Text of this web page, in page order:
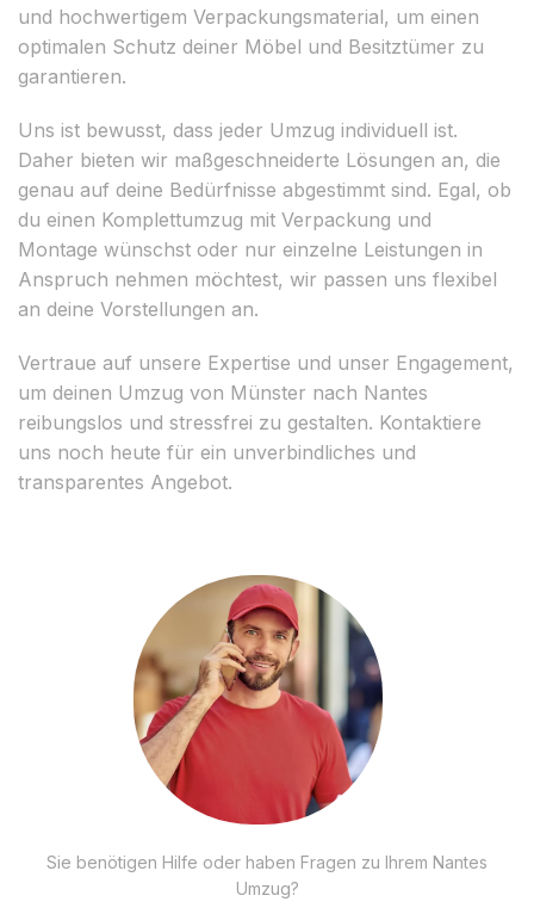
und hochwertigem Verpackungsmaterial, um einen
optimalen Schutz deiner Möbel und Besitztümer zu
garantieren.
Uns ist bewusst, dass jeder Umzug individuell ist.
Daher bieten wir maßgeschneiderte Lösungen an, die
genau auf deine Bedürfnisse abgestimmt sind. Egal, ob
du einen Komplettumzug mit Verpackung und
Montage wünschst oder nur einzelne Leistungen in
Anspruch nehmen möchtest, wir passen uns flexibel
an deine Vorstellungen an.
Vertraue auf unsere Expertise und unser Engagement,
um deinen Umzug von Münster nach Nantes
reibungslos und stressfrei zu gestalten. Kontaktiere
uns noch heute für ein unverbindliches und
transparentes Angebot.
Sie benötigen Hilfe oder haben Fragen zu Ihrem Nantes
Umzug?